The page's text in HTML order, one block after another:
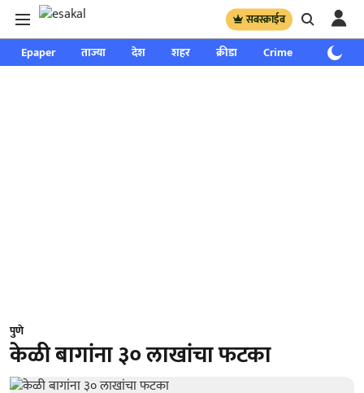
सबस्क्राईब
Epaper ताज्या देश शहर क्रीडा Crime साप्ताहिक
पुणे
केळी बागांना ३० लाखांचा फटका